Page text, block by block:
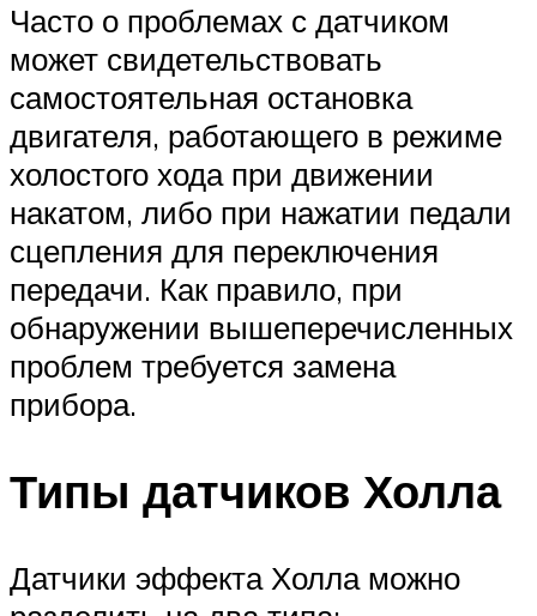
Часто о проблемах с датчиком
может свидетельствовать
самостоятельная остановка
двигателя, работающего в режиме
холостого хода при движении
накатом, либо при нажатии педали
сцепления для переключения
передачи. Как правило, при
обнаружении вышеперечисленных
проблем требуется замена
прибора.
Типы датчиков Холла
Датчики эффекта Холла можно